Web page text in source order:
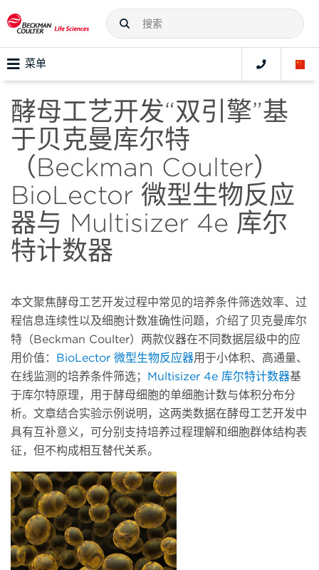
菜单
酵母工艺开发“双引擎”基
于贝克曼库尔特
（Beckman Coulter）
BioLector 微型生物反应
器与 Multisizer 4e 库尔
特计数器
本文聚焦酵母工艺开发过程中常见的培养条件筛选效率、过
程信息连续性以及细胞计数准确性问题，介绍了贝克曼库尔
特（Beckman Coulter）两款仪器在不同数据层级中的应
用价值： BioLector 微型生物反应器用于小体积、高通量、
在线监测的培养条件筛选； Multisizer 4e 库尔特计数器基
于库尔特原理，用于酵母细胞的单细胞计数与体积分布分
析。文章结合实验示例说明，这两类数据在酵母工艺开发中
具有互补意义，可分别支持培养过程理解和细胞群体结构表
征，但不构成相互替代关系。